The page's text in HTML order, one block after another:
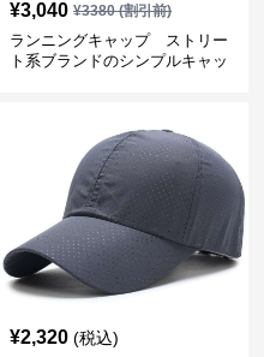
¥3,040 ¥3380(割引前)
ランニングキャップ ストリー
ト系ブランドのシンプルキャッ
¥2,320 (税込)